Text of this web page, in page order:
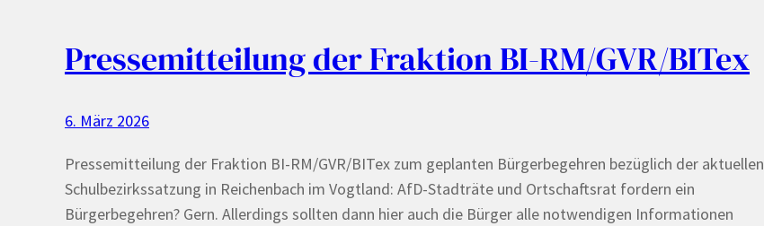
Pressemitteilung der Fraktion BI-RM/GVR/BITex
6. März 2026
Pressemitteilung der Fraktion BI-RM/GVR/BITex zum geplanten Bürgerbegehren bezüglich der aktuellen
Schulbezirkssatzung in Reichenbach im Vogtland: AfD-Stadträte und Ortschaftsrat fordern ein
Bürgerbegehren? Gern. Allerdings sollten dann hier auch die Bürger alle notwendigen Informationen